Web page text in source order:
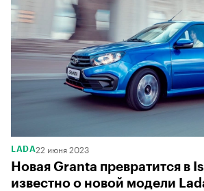
LADA22 июня 2023
Новая Granta превратится в
известно о новой модели